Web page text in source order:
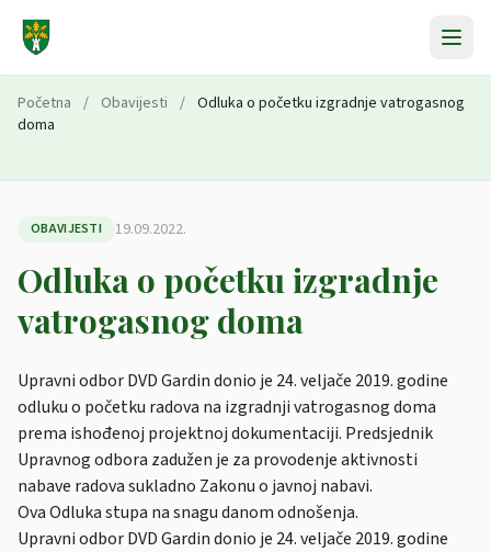
Početna / Obavijesti / Odluka o početku izgradnje vatrogasnog
doma
OBAVIJESTI 19.09.2022.
Odluka o početku izgradnje
vatrogasnog doma
Upravni odbor DVD Gardin donio je 24. veljače 2019. godine
odluku o početku radova na izgradnji vatrogasnog doma
prema ishođenoj projektnoj dokumentaciji. Predsjednik
Upravnog odbora zadužen je za provodenje aktivnosti
nabave radova sukladno Zakonu o javnoj nabavi.
Ova Odluka stupa na snagu danom odnošenja.
Upravni odbor DVD Gardin donio je 24. veljače 2019. godine